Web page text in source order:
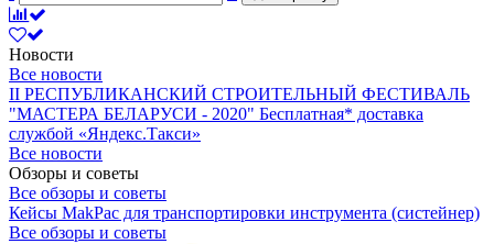
Новости
Все новости
II РЕСПУБЛИКАНСКИЙ СТРОИТЕЛЬНЫЙ ФЕСТИВАЛЬ
"МАСТЕРА БЕЛАРУСИ - 2020" Бесплатная* доставка
службой «Яндекс.Такси»
Все новости
Обзоры и советы
Все обзоры и советы
Кейсы MakPac для транспортировки инструмента (систейнер)
Все обзоры и советы